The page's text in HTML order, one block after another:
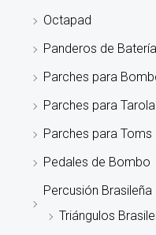
Octapad
Panderos de
Parches para
Parches para Tarola
Parches para Toms
Pedales de Bombo
Percusión Brasileña
Triángulos